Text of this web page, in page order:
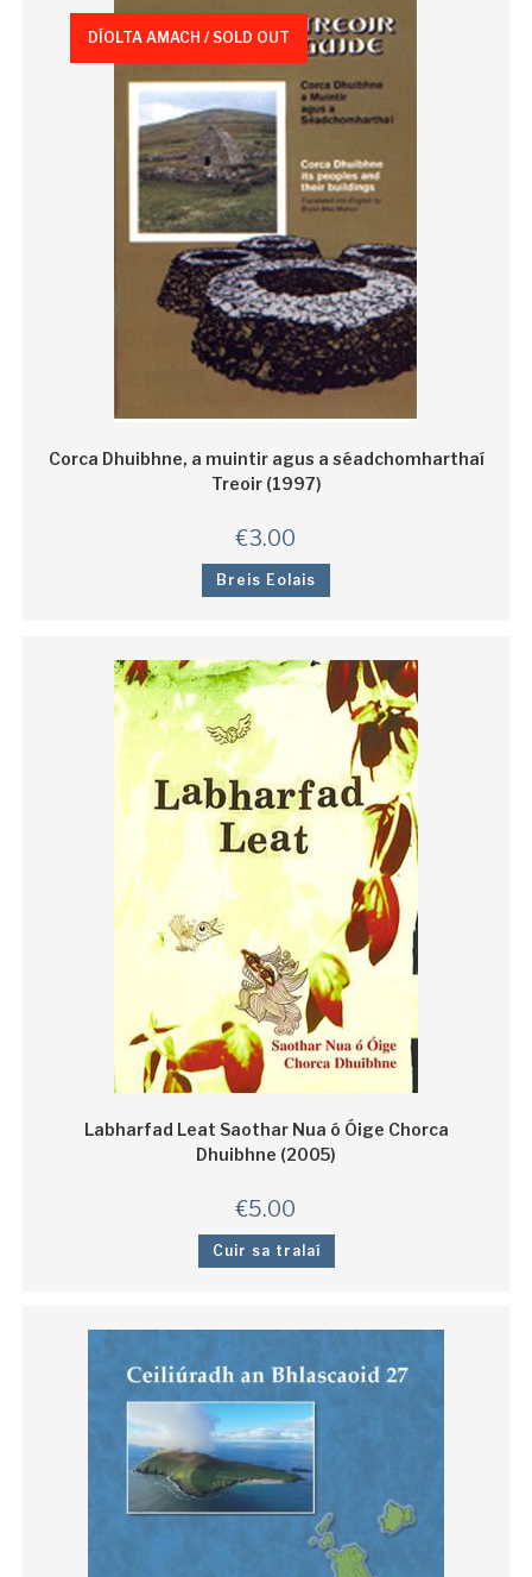
DÍOLTA AMACH / SOLD OUT
Corca Dhuibhne, a muintir agus a séadchomharthaí
Treoir (1997)
€3.00
Breis Eolais
Labharfad Leat Saothar Nua ó Óige Chorca
Dhuibhne (2005)
€5.00
Cuir sa tralaí